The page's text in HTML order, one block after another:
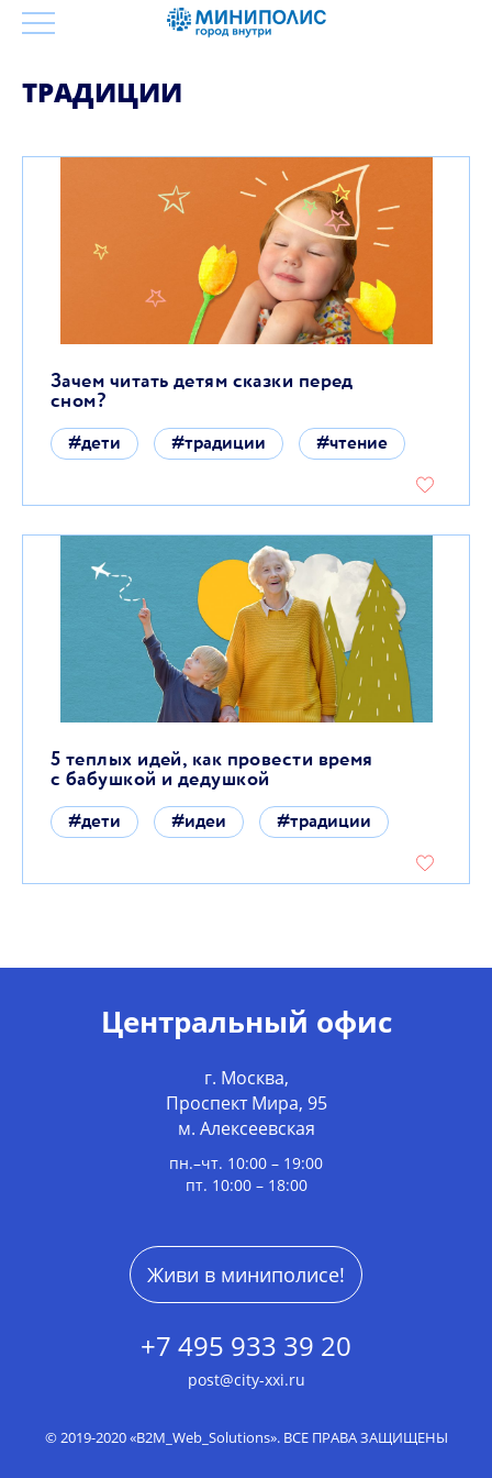
ТРАДИЦИИ
Зачем читать детям сказки перед
сном?
#дети #традиции #чтение
5 теплых идей, как провести время
с бабушкой и дедушкой
#дети #идеи #традиции
Центральный офис
г. Москва,
Проспект Мира, 95
м. Алексеевская
пн.–чт. 10:00 – 19:00
пт. 10:00 – 18:00
Живи в миниполисе!
+7 495 933 39 20
post@city-xxi.ru
© 2019-2020 «В2М_Web_Solutions». ВСЕ ПРАВА ЗАЩИЩЕНЫ